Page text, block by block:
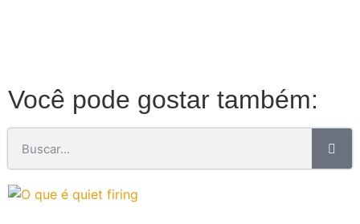
Você pode gostar também: